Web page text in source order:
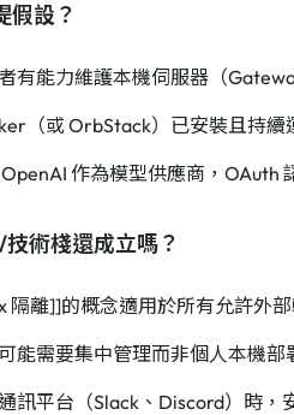
假設？
有能力維護本機伺服器（
（或 OrbStack）已安裝且持續
作為模型供應商，OAuth
術棧還成立嗎？
隔離]]的概念適用於所有允許外
能需要集中管理而非個人本機
訊平台（Slack、Discord）時，